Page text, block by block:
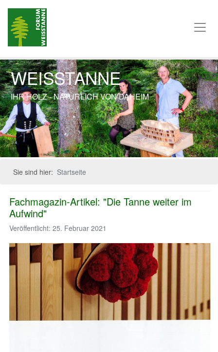
WEISSTANNE
IHR HOLZ - NATÜRLICH VON DAHEIM
Previous Next
Sie sind hier: Startseite
Fachmagazin-Artikel: "Die Tanne weiter im
Aufwind"
Veröffentlicht: 25. Februar 2021